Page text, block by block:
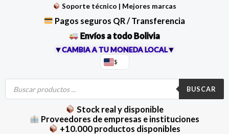
Soporte técnico | Mejores marcas
Pagos seguros QR / Transferencia
Envíos a todo Bolivia
▼CAMBIA A TU MONEDA LOCAL▼
$
Búsqueda
productos
BUSCAR
Stock real y disponible
Proveedores de empresas e instituciones
+10.000 productos disponibles